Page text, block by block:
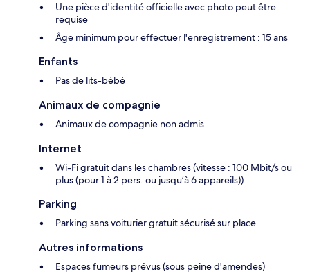
Une pièce d'identité officielle avec photo peut être
requise
Âge minimum pour effectuer l'enregistrement : 15 ans
Enfants
Pas de lits-bébé
Animaux de compagnie
Animaux de compagnie non admis
Internet
Wi-Fi gratuit dans les chambres (vitesse : 100 Mbit/s ou
plus (pour 1 à 2 pers. ou jusqu’à 6 appareils))
Parking
Parking sans voiturier gratuit sécurisé sur place
Autres informations
Espaces fumeurs prévus (sous peine d'amendes)